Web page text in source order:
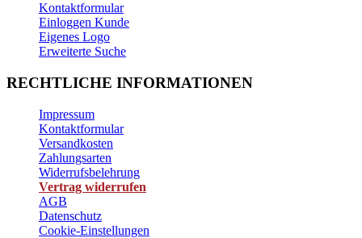
Kontaktformular
Einloggen Kunde
Eigenes Logo
Erweiterte Suche
RECHTLICHE INFORMATIONEN
Impressum
Kontaktformular
Versandkosten
Zahlungsarten
Widerrufsbelehrung
Vertrag widerrufen
AGB
Datenschutz
Cookie-Einstellungen